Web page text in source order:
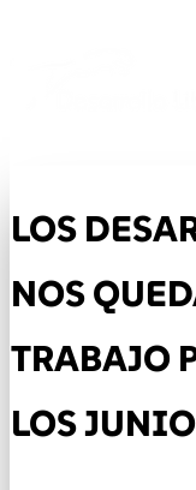
LOS
NOS
TRABAJO
LOS